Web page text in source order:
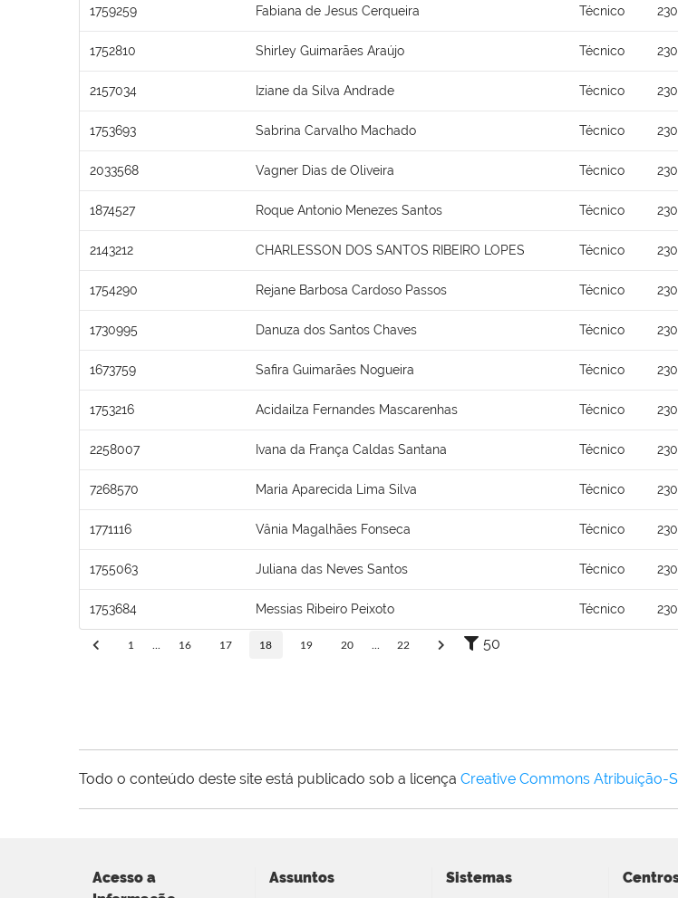
1759259 Fabiana de Jesus Cerqueira Técnico
1752810 Shirley Guimarães Araújo Técnico
2157034 Iziane da Silva Andrade Técnico
1753693 Sabrina Carvalho Machado Técnico
2033568 Vagner Dias de Oliveira Técnico
1874527 Roque Antonio Menezes Santos Técnico
2143212 CHARLESSON DOS SANTOS RIBEIRO LOPES Técnico
1754290 Rejane Barbosa Cardoso Passos Técnico
1730995 Danuza dos Santos Chaves Técnico
1673759 Safira Guimarães Nogueira Técnico
1753216 Acidailza Fernandes Mascarenhas Técnico
2258007 Ivana da França Caldas Santana Técnico
7268570 Maria Aparecida Lima Silva Técnico
1771116 Vânia Magalhães Fonseca Técnico
1755063 Juliana das Neves Santos Técnico
1753684 Messias Ribeiro Peixoto Técnico
1 16 17 18 19 20 22 50
Todo o conteúdo deste site está publicado sob a licença Creative Commons Atribuição-
Acesso a
Assuntos Sistemas